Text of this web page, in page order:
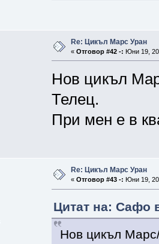
Re: Цикъл Марс Уран
« Отговор #42 -: Юни 19,
Нов цикъл
Телец.
При мен е в
Re: Цикъл Марс Уран
« Отговор #43 -: Юни 19,
Цитат на: Сафо
Нов цикъл